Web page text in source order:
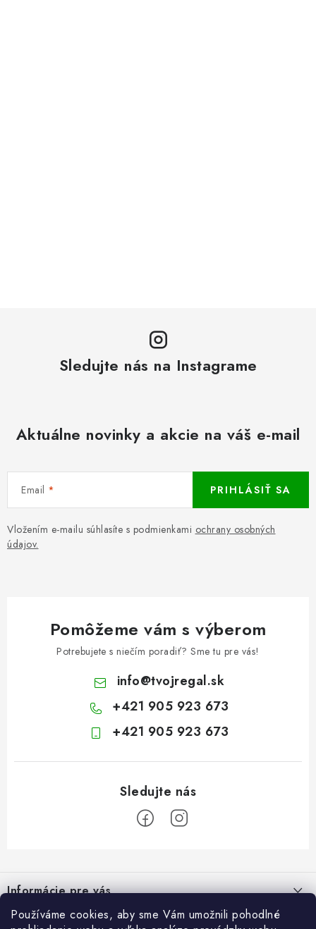
Používáme cookies, aby sme Vám umožnili pohodlné
Sledujte nás na Instagrame
Aktuálne novinky a akcie na váš e-mail
Email
Vložením e-mailu súhlasíte s podmienkami ochrany osobných
údajov.
PRIHLÁSIŤ SA
Pomôžeme vám s výberom
Potrebujete s niečím poradiť? Sme tu pre vás!
info@tvojregal.sk
+421 905 923 673
+421 905 923 673
pInformácie pre vás
Kontakt